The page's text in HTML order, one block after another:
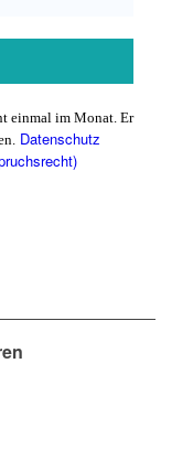
einmal im Monat. Er
Datenschutz